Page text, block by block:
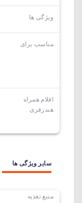
ویژگی ها
مناسب برای
اقلام همراه
هندزفری
سایر ویژگی ها
منبع تغذیه